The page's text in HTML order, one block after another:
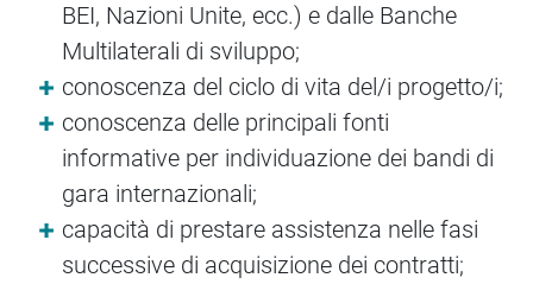
BEI, Nazioni Unite, ecc.) e dalle Banche
Multilaterali di sviluppo;
conoscenza del ciclo di vita del/i progetto/i;
conoscenza delle principali fonti
informative per individuazione dei bandi di
gara internazionali;
capacità di prestare assistenza nelle fasi
successive di acquisizione dei contratti;